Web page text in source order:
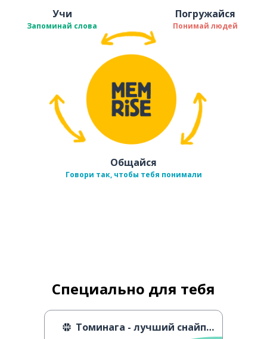
Учи
Запоминай слова
Погружайся
Понимай людей
Общайся
Говори так, чтобы тебя понимали
Специально для тебя
Томинага - лучший снайпер в NCAA